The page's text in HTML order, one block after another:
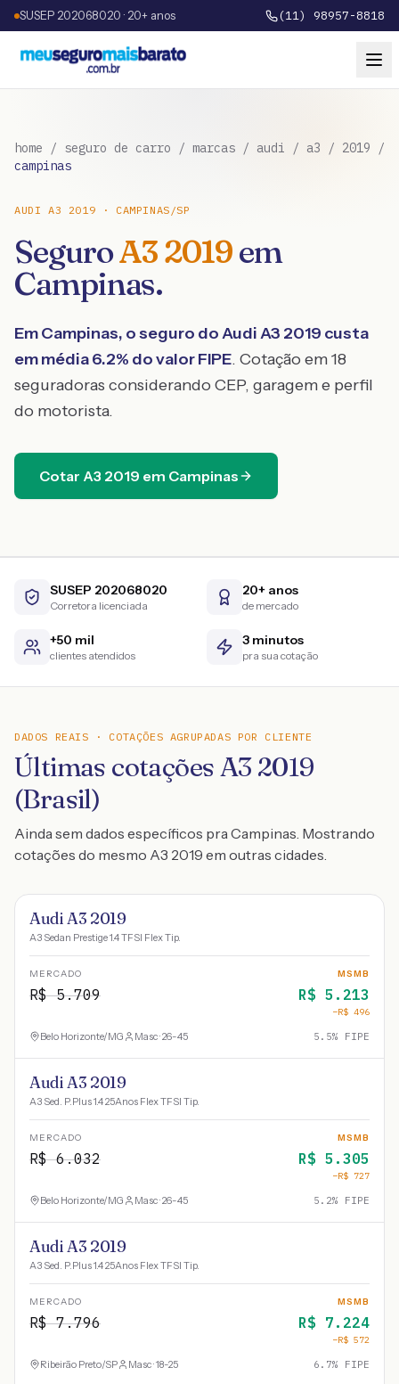
SUSEP 202068020 · 20+ anos (11) 98957-8818
home / seguro de carro / marcas / audi / a3 / 2019 /
campinas
AUDI A3 2019 · CAMPINAS /SP
SeguroA32019em
Campinas.
EmCampinas, o seguro doAudiA3 2019 custa
em média6.2% do valor FIPE. Cotação em 18
seguradoras considerando CEP, garagem e perfil
do motorista.
Cotar A3 2019 em Campinas
SUSEP 202068020
Corretora licenciada
20+ anos
de mercado
+50 mil
clientes atendidos
3 minutos
pra sua cotação
DADOS REAIS · COTAÇÕES AGRUPADAS POR CLIENTE
Últimas cotações A3 2019
(Brasil)
Ainda sem dados específicos pra Campinas. Mostrando
cotações do mesmo A3 2019 em outras cidades.
Audi A3 2019
A3 Sedan Prestige 1.4 TFSI Flex Tip.
MERCADO
R$5.709
MSMB
R$ 5.213
−R$ 496
Belo Horizonte/MG Masc · 26-45 5.5% FIPE
Audi A3 2019
A3 Sed. P.Plus 1.4 25Anos Flex TFSI Tip.
MERCADO
R$6.032
MSMB
R$ 5.305
−R$ 727
Belo Horizonte/MG Masc · 26-45 5.2% FIPE
Audi A3 2019
A3 Sed. P.Plus 1.4 25Anos Flex TFSI Tip.
MERCADO
R$7.796
MSMB
R$ 7.224
−R$ 572
Ribeirão Preto/SP Masc · 18-25 6.7% FIPE